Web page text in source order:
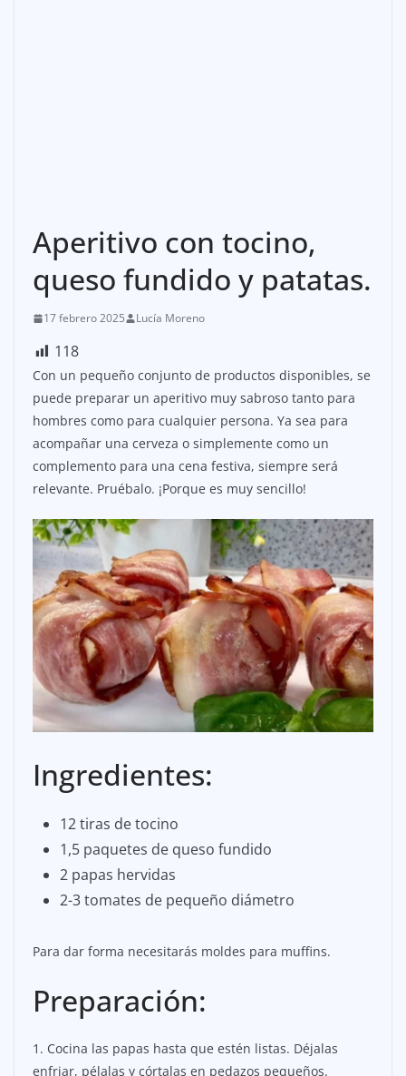
Aperitivo con tocino,
queso fundido y patatas.
17 febrero 2025 Lucía Moreno
118
Con un pequeño conjunto de productos disponibles, se
puede preparar un aperitivo muy sabroso tanto para
hombres como para cualquier persona. Ya sea para
acompañar una cerveza o simplemente como un
complemento para una cena festiva, siempre será
relevante. Pruébalo. ¡Porque es muy sencillo!
Ingredientes:
12 tiras de tocino
1,5 paquetes de queso fundido
2 papas hervidas
2-3 tomates de pequeño diámetro
Para dar forma necesitarás moldes para muffins.
Preparación:
1. Cocina las papas hasta que estén listas. Déjalas
enfriar, pélalas y córtalas en pedazos pequeños.